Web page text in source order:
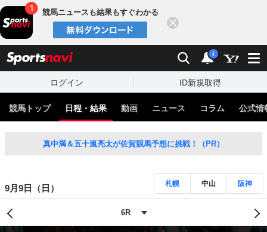
競馬ニュースも結果もすぐわかる
検索 通知
i
ログイン ID新規取得
競馬トップ 日程・結果 動画 ニュース コラム 公式情
真中満＆五十嵐亮太が佐賀競馬予想に挑戦！（PR）
9月9日（日） 札幌 中山 阪神